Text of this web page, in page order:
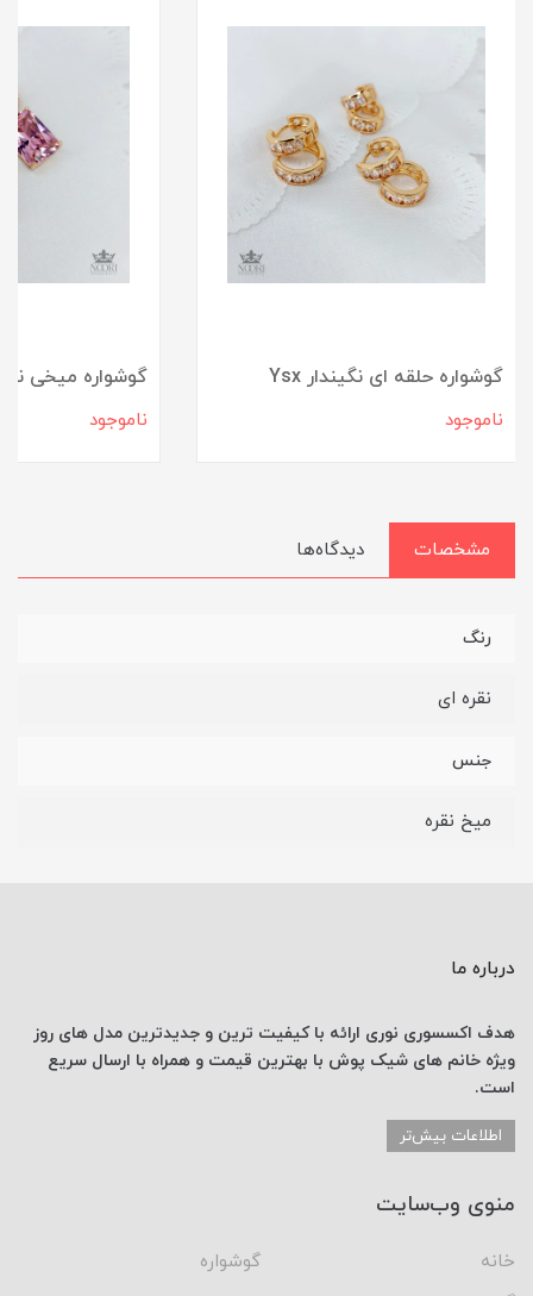
گوشواره حلقه ای نگیندار Ysx
ناموجود
گوشواره میخی
ناموجود
مشخصات دیدگاه‌ها
رنگ
نقره ای
جنس
میخ نقره
درباره ما
هدف اکسسوری نوری ارائه با کیفیت ترین و جدیدترین مدل های روز
ویژه خانم های شیک پوش با بهترین قیمت و همراه با ارسال سریع
است.
اطلاعات بیش‌تر
منوی وب‌سایت
خانه
گوشواره